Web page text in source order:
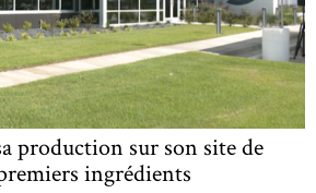
production sur son site de
ingrédients